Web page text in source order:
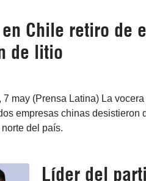
Chile retiro de
de litio
may (Prensa Latina) La
empresas chinas
del país.
Líder del